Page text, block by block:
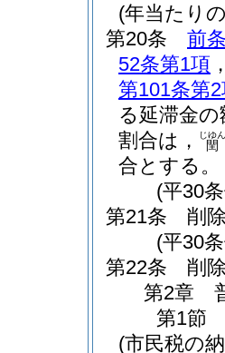
(年当たり
第20条
前
52条第1項
第101条第
る延滞金
割合は，
閏
じゆん
合とする。
(平30
第21条
削
(平30
第22条
削
第2章
第1節
(市民税の